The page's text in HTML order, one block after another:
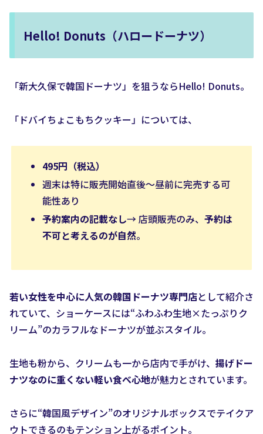
Hello! Donuts（ハロードーナツ）
「新大久保で韓国ドーナツ」を狙うならHello! Donuts。
「ドバイちょこもちクッキー」については、
495円（税込）
週末は特に販売開始直後〜昼前に完売する可
能性あり
予約案内の記載なし→ 店頭販売のみ、予約は
不可と考えるのが自然。
若い女性を中心に人気の韓国ドーナツ専門店として紹介さ
れていて、ショーケースには“ふわふわ生地×たっぷりク
リーム”のカラフルなドーナツが並ぶスタイル。
生地も粉から、クリームも一から店内で手がけ、 揚げドー
ナツなのに重くない軽い食べ心地が魅力とされています。
さらに“韓国風デザイン”のオリジナルボックスでテイクア
ウトできるのもテンション上がるポイント。